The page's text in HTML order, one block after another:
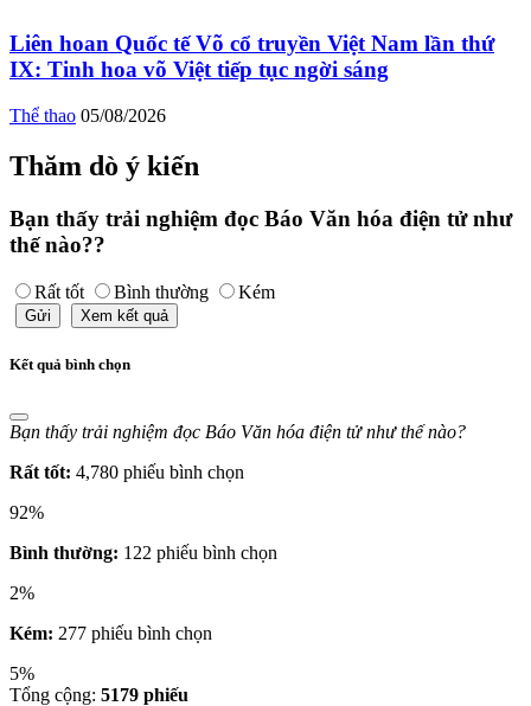
Liên hoan Quốc tế Võ cổ truyền Việt Nam lần thứ
IX: Tinh hoa võ Việt tiếp tục ngời sáng
Thể thao 05/08/2026
Thăm dò ý kiến
Bạn thấy trải nghiệm đọc Báo Văn hóa điện tử như
thế nào??
Rất tốt Bình thường Kém
Gửi Xem kết quả
Kết quả bình chọn
Bạn thấy trải nghiệm đọc Báo Văn hóa điện tử như thế nào?
Rất tốt: 4,780 phiếu bình chọn
92%
Bình thường: 122 phiếu bình chọn
2%
Kém: 277 phiếu bình chọn
5%
Tổng cộng: 5179 phiếu